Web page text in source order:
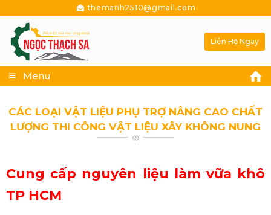
themanh2510@gmail.com
Menu
Liên Hệ Ngay
CÁC LOẠI VẬT LIỆU PHỤ TRỢ NÂNG CAO CHẤT
LƯỢNG THI CÔNG VẬT LIỆU XÂY KHÔNG NUNG
Cung cấp nguyên liệu làm vữa khô
TP HCM